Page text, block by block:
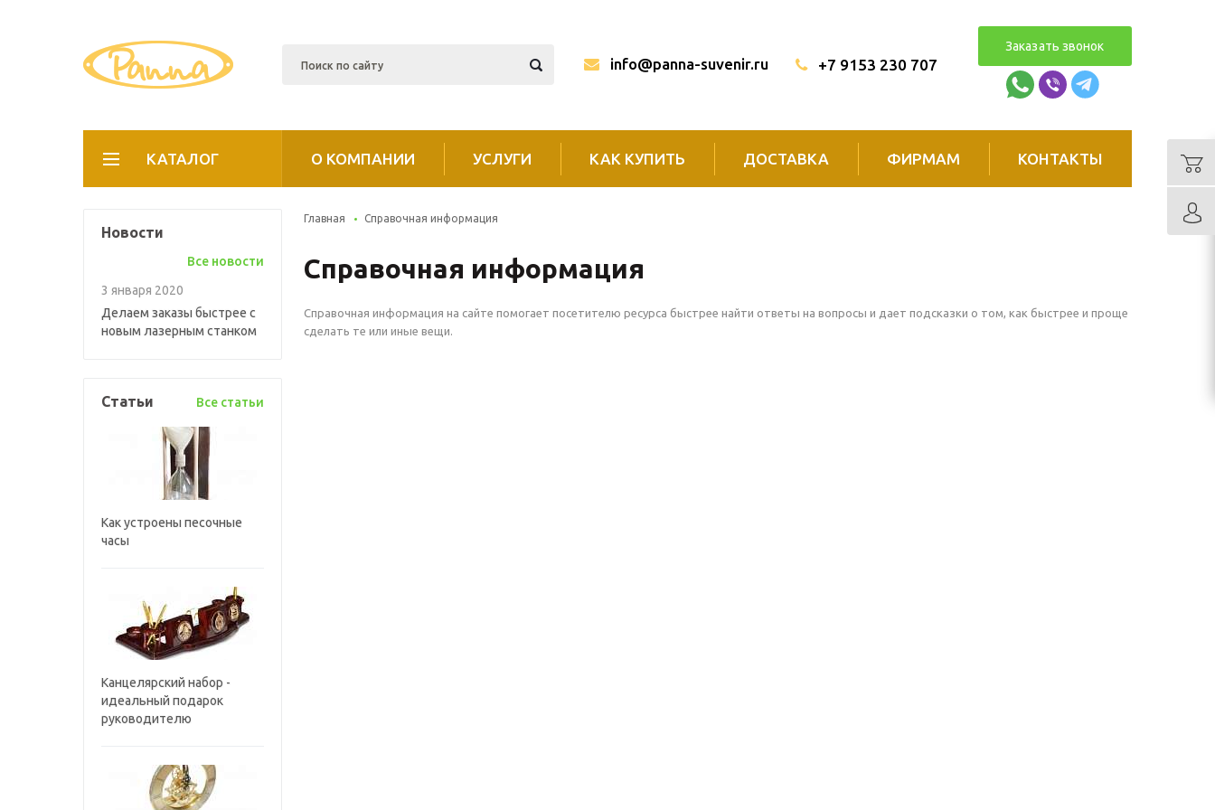
info@panna-suvenir.ru +7 9153 230 707
Заказать звонок
КАТАЛОГ О КОМПАНИИ УСЛУГИ КАК КУПИТЬ ДОСТАВКА ФИРМАМ КОНТАКТЫ
Новости
Все новости
3 января 2020
Делаем заказы быстрее с
новым лазерным станком
Статьи Все статьи
Как устроены песочные
часы
Канцелярский набор -
идеальный подарок
руководителю
Главная Справочная информация
Справочная информация
Справочная информация на сайте помогает посетителю ресурса быстрее найти ответы на вопросы и дает подсказки о том, как быстрее и проще
сделать те или иные вещи.